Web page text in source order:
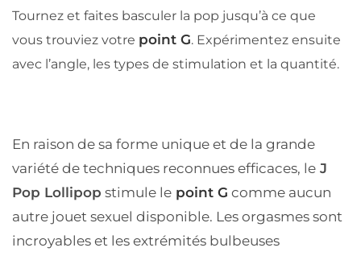
Tournez et faites basculer la pop jusqu’à ce que
vous trouviez votre point G. Expérimentez ensuite
avec l’angle, les types de stimulation et la quantité.
En raison de sa forme unique et de la grande
variété de techniques reconnues efficaces, le J
Pop Lollipop stimule le point G comme aucun
autre jouet sexuel disponible. Les orgasmes sont
incroyables et les extrémités bulbeuses